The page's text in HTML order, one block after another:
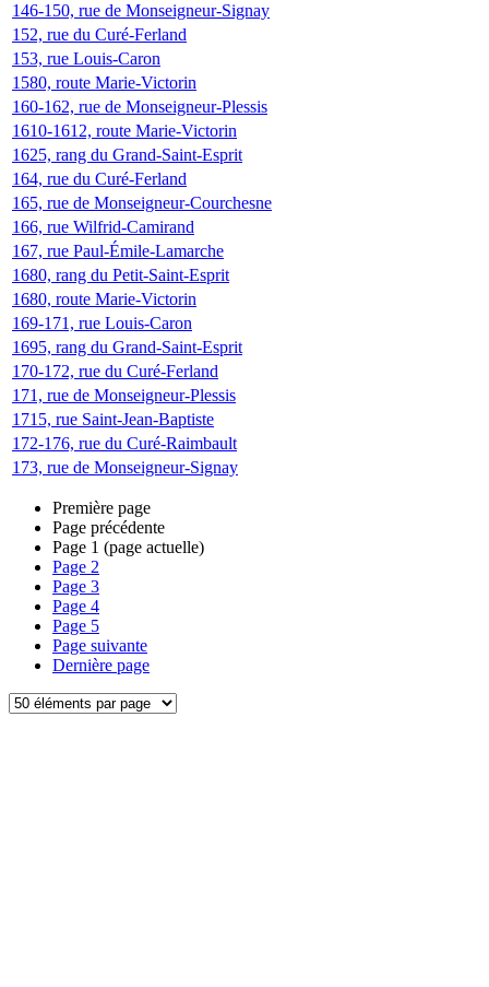
146-150, rue de Monseigneur-Signay
152, rue du Curé-Ferland
153, rue Louis-Caron
1580, route Marie-Victorin
160-162, rue de Monseigneur-Plessis
1610-1612, route Marie-Victorin
1625, rang du Grand-Saint-Esprit
164, rue du Curé-Ferland
165, rue de Monseigneur-Courchesne
166, rue Wilfrid-Camirand
167, rue Paul-Émile-Lamarche
1680, rang du Petit-Saint-Esprit
1680, route Marie-Victorin
169-171, rue Louis-Caron
1695, rang du Grand-Saint-Esprit
170-172, rue du Curé-Ferland
171, rue de Monseigneur-Plessis
1715, rue Saint-Jean-Baptiste
172-176, rue du Curé-Raimbault
173, rue de Monseigneur-Signay
Première page
Page précédente
Page 1 (page actuelle)
Page 2
Page 3
Page 4
Page 5
Page suivante
Dernière page